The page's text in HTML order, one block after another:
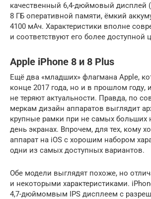
качественный 6,4-дюймовый дисплей
8 ГБ оперативной памяти, ёмкий
4100 мАч. Характеристики вполне
и соответствуют его более доступной
Apple iPhone 8 и 8 Plus
Ещё два «младших» флагмана Apple,
конце 2017 года, но и в прошлом году,
не теряют актуальности. Правда, по
меркам дизайн аппаратов выглядит
крупные рамки при не самых больших
день экранах. Впрочем, для тех, кому
аппарат на iOS с хорошим набором
одни из самых доступных вариантов.
Обе модели выглядят похоже, но
и некоторыми характеристиками.
4,7-дюймомвым IPS дисплеем с